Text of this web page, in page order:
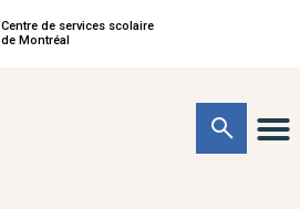
Centre de services scolaire
de Montréal